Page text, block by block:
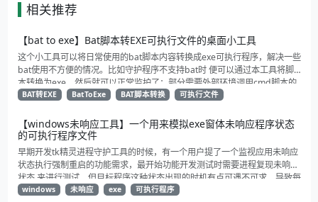
相关推荐
【bat to exe】Bat脚本转EXE可执行文件的桌面小工具
这个小工具可以将日常使用的bat脚本内容转换成exe可执行程序，解决一些
bat使用不方便的情况。比如守护程序不支持bat时 便可以通过本工具将脚
本转换为exe，然后就可以正常监护了；部分需要外部环境调用cmd脚本的
可能会有点问题（比如nodejs、node-red相关进程）
BAT转EXE BatToExe BAT脚本转换 可执行文件
【windows未响应工具】一个用来模拟exe窗体未响应程序状态
的可执行程序文件
早期开发tk精灵进程守护工具的时候，有一个用户提了一个监视应用未响应
状态执行强制重启的功能需求，最开始功能开发测试时需要进程复现未响应
状态 来进行测试，但目标程序这种状态出现的时机有点可遇不可求，导致每
次功能验证和测试都比较麻烦，于是就自己花了点时间写了个启动就直接未
windows 未响应 exe 可执行程序